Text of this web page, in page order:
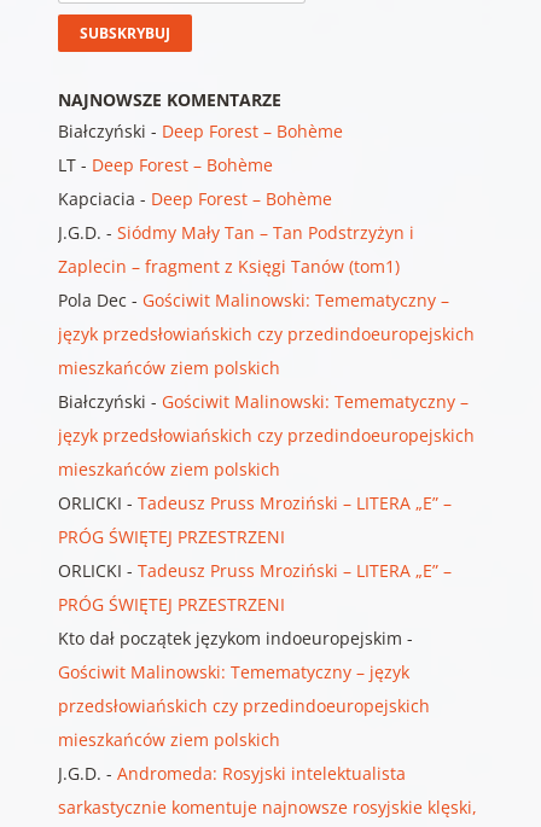
NAJNOWSZE KOMENTARZE
Białczyński - Deep Forest – Bohème
LT- Deep Forest – Bohème
Kapciacia - Deep Forest – Bohème
J.G.D. - Siódmy Mały Tan – Tan Podstrzyżyn i
Zaplecin – fragment z Księgi Tanów (tom1)
Pola Dec - Gościwit Malinowski: Temematyczny –
język przedsłowiańskich czy przedindoeuropejskich
mieszkańców ziem polskich
Białczyński - Gościwit Malinowski: Temematyczny –
język przedsłowiańskich czy przedindoeuropejskich
mieszkańców ziem polskich
ORLICKI - Tadeusz Pruss Mroziński – LITERA „E” –
PRÓG ŚWIĘTEJ PRZESTRZENI
ORLICKI - Tadeusz Pruss Mroziński – LITERA „E” –
PRÓG ŚWIĘTEJ PRZESTRZENI
Kto dał początek językom indoeuropejskim -
Gościwit Malinowski: Temematyczny – język
przedsłowiańskich czy przedindoeuropejskich
mieszkańców ziem polskich
J.G.D. - Andromeda: Rosyjski intelektualista
sarkastycznie komentuje najnowsze rosyjskie klęski,